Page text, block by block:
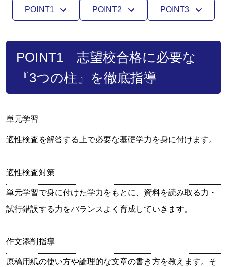
POINT1 POINT2 POINT3
POINT1 志望校合格に必要な
『3つの柱』を徹底指導
単元学習
適性検査を解答する上で必要な基礎学力を身に付けます。
適性検査対策
単元学習で身に付けた学力をもとに、資料を読み取る力・
試行錯誤する力をバランスよく育成していきます。
作文添削指導
原稿用紙の使い方や論理的な文章の書き方を教えます。そ